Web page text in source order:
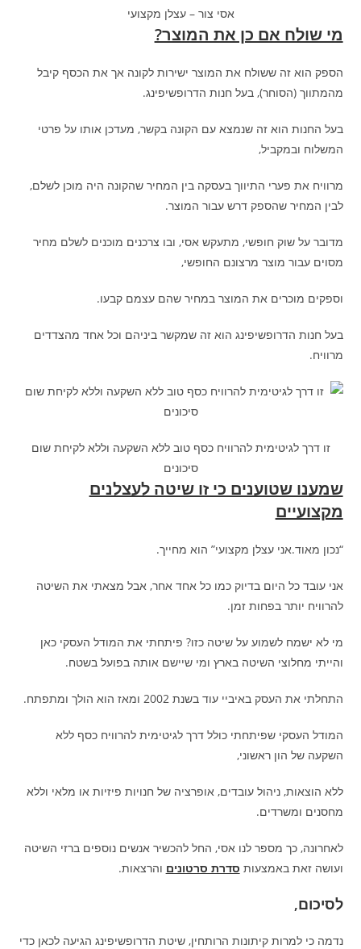
אסי צור – עצלן מקצועי
מי שולח אם כן את המוצר?
הספק הוא זה ששולח את המוצר ישירות לקונה אך את הכסף קיבל
מהמתווך (הסוחר), בעל חנות הדרופשיפינג.
בעל החנות הוא זה שנמצא עם הקונה בקשר, מעדכן אותו על פרטי
המשלוח ובמקביל,
מרוויח את פערי התיווך בעסקה בין המחיר שהקונה היה מוכן לשלם,
לבין המחיר שהספק דרש עבור המוצר.
מדובר על שוק חופשי, מתעקש אסי, ובו צרכנים מוכנים לשלם מחיר
מסוים עבור מוצר מרצונם החופשי,
וספקים מוכרים את המוצר במחיר שהם עצמם קבעו.
בעל חנות הדרופשיפינג הוא זה שמקשר ביניהם וכל אחד מהצדדים
מרוויח.
זו דרך לגיטימית להרוויח כסף טוב ללא השקעה וללא לקיחת שום
סיכונים
שמענו שטוענים כי זו שיטה לעצלנים
מקצועיים
“נכון מאוד.אני עצלן מקצועי” הוא מחייך.
אני עובד כל היום בדיוק כמו כל אחד אחר, אבל מצאתי את השיטה
להרוויח יותר בפחות זמן.
מי לא ישמח לשמוע על שיטה כזו? פיתחתי את המודל העסקי כאן
והייתי מחלוצי השיטה בארץ ומי שיישם אותה בפועל בשטח.
התחלתי את העסק באיביי עוד בשנת 2002 ומאז הוא הולך ומתפתח.
המודל העסקי שפיתחתי כולל דרך לגיטימית להרוויח כסף ללא
השקעה של הון ראשוני,
ללא הוצאות, ניהול עובדים, אופרציה של חנויות פיזיות או מלאי וללא
מחסנים ומשרדים.
לאחרונה, כך מספר לנו אסי, החל להכשיר אנשים נוספים ברזי השיטה
ועושה זאת באמצעות סדרת סרטונים והרצאות.
לסיכום,
נדמה כי למרות קיתונות הרותחין, שיטת הדרופשיפינג הגיעה לכאן כדי